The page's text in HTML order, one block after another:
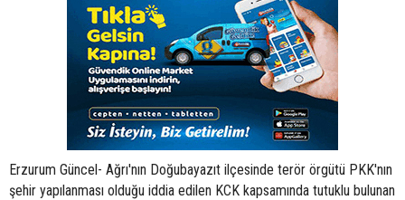
Erzurum Güncel- Ağrı'nın Doğubayazıt ilçesinde terör örgütü PKK'nın
şehir yapılanması olduğu iddia edilen KCK kapsamında tutuklu bulunan